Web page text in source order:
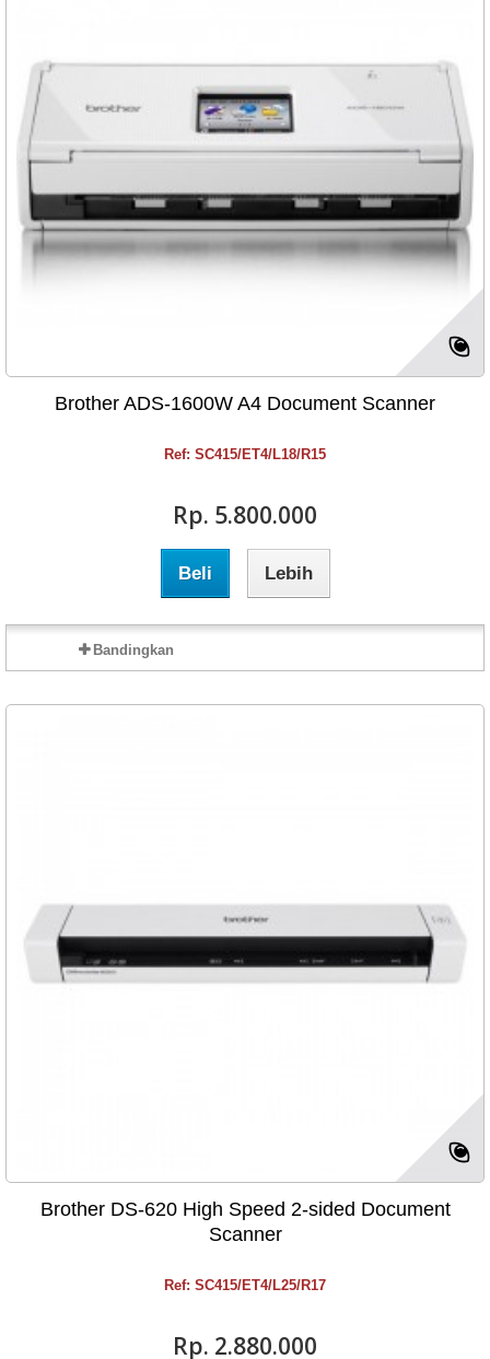
Brother ADS-1600W A4 Document Scanner
Ref: SC415/ET4/L18/R15
Rp‎. 5.800.000
Beli Lebih
Bandingkan
Brother DS-620 High Speed 2-sided Document
Scanner
Ref: SC415/ET4/L25/R17
Rp‎. 2.880.000